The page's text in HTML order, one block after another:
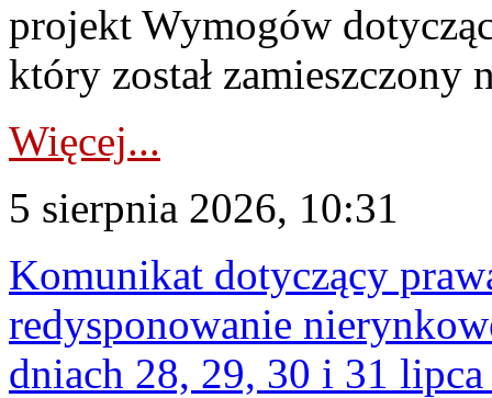
projekt Wymogów
który został zamieszczony
Więcej...
5 sierpnia 2026, 10:31
Komunikat dotyczący
redysponowanie
dniach 28, 29, 30 i 31